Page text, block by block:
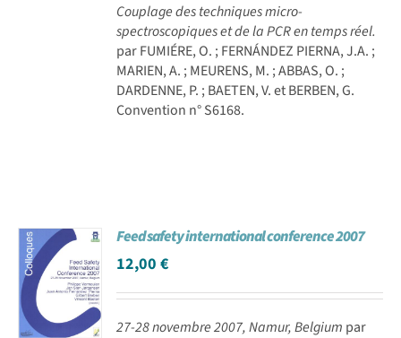
Couplage des techniques micro-
spectroscopiques et de la PCR en temps réel.
par FUMIÉRE, O. ; FERNÁNDEZ PIERNA, J.A. ;
MARIEN, A. ; MEURENS, M. ; ABBAS, O. ;
DARDENNE, P. ; BAETEN, V. et BERBEN, G.
Convention n° S6168.
Feed safety international conference 2007
12,00€
27-28 novembre 2007, Namur, Belgium par